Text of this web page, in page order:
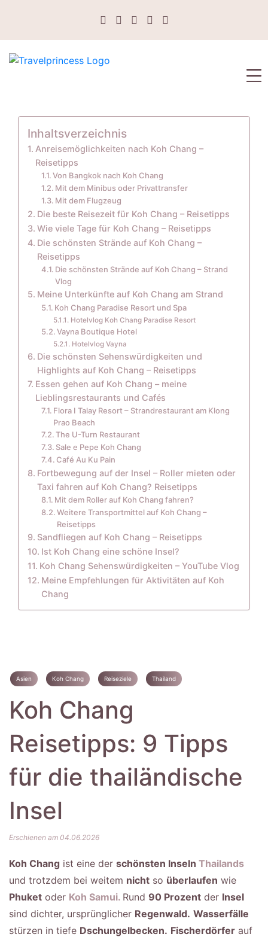
Inhaltsverzeichnis
Anreisemöglichkeiten nach Koh Chang –
Reisetipps
Von Bangkok nach Koh Chang
Mit dem Minibus oder Privattransfer
Mit dem Flugzeug
Die beste Reisezeit für Koh Chang – Reisetipps
Wie viele Tage für Koh Chang – Reisetipps
Die schönsten Strände auf Koh Chang –
Reisetipps
Die schönsten Strände auf Koh Chang – Strand
Vlog
Meine Unterkünfte auf Koh Chang am Strand
Koh Chang Paradise Resort und Spa
Hotelvlog Koh Chang Paradise Resort
Vayna Boutique Hotel
Hotelvlog Vayna
Die schönsten Sehenswürdigkeiten und
Highlights auf Koh Chang – Reisetipps
Essen gehen auf Koh Chang – meine
Lieblingsrestaurants und Cafés
Flora I Talay Resort – Strandrestaurant am Klong
Prao Beach
The U-Turn Restaurant
Sale e Pepe Koh Chang
Café Au Ku Pain
Fortbewegung auf der Insel – Roller mieten oder
Taxi fahren auf Koh Chang? Reisetipps
Mit dem Roller auf Koh Chang fahren?
Weitere Transportmittel auf Koh Chang –
Reisetipps
Sandfliegen auf Koh Chang – Reisetipps
Ist Koh Chang eine schöne Insel?
Koh Chang Sehenswürdigkeiten – YouTube Vlog
Meine Empfehlungen für Aktivitäten auf Koh
Chang
Asien Koh Chang Reiseziele Thailand
Koh Chang
Reisetipps: 9 Tipps
für die thailändische
Insel
Erschienen am 04.06.2026
Koh Chang ist eine der schönsten Inseln Thailands
und trotzdem bei weitem nicht so überlaufen wie
Phuket oder Koh Samui. Rund 90 Prozent der Insel
sind dichter, ursprünglicher Regenwald. Wasserfälle
stürzen in tiefe Dschungelbecken. Fischerdörfer auf